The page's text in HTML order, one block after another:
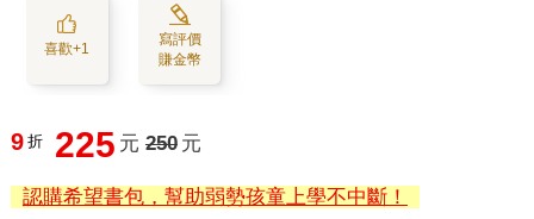
喜歡+1
寫評價
賺金幣
9 折 225 元 250 元
認購希望書包，幫助弱勢孩童上學不中斷！